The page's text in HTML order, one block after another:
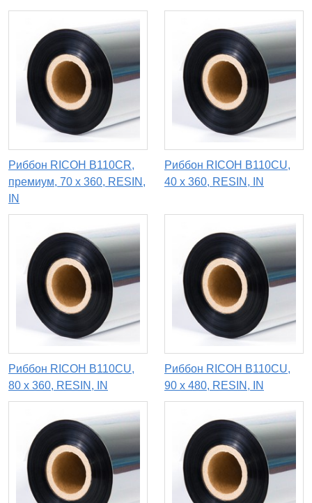
Риббон RICOH B110CR,
премиум, 70 х 360, RESIN,
IN
Риббон RICOH B110CU,
40 х 360, RESIN, IN
Риббон RICOH B110CU,
80 х 360, RESIN, IN
Риббон RICOH B110CU,
90 x 480, RESIN, IN